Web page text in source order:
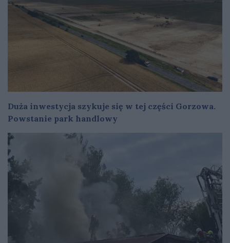
Duża inwestycja szykuje się w tej części Gorzowa.
Powstanie park handlowy